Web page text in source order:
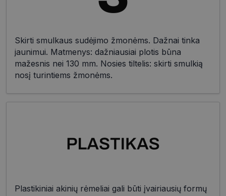
Skirti smulkaus sudėjimo žmonėms. Dažnai tinka
jaunimui. Matmenys: dažniausiai plotis būna
mažesnis nei 130 mm. Nosies tiltelis: skirti smulkią
nosį turintiems žmonėms.
Plastikiniai akinių rėmeliai gali būti įvairiausių formų